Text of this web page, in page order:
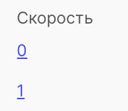
Скорость
0
1